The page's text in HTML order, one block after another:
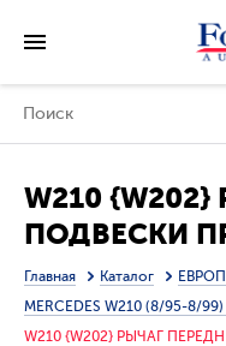
W210
ПОДВЕСКИ
(ТАЙВАНЬ)
Главная Каталог
MERCEDES W210 (8/95-8/
W210 {W202} РЫЧАГ